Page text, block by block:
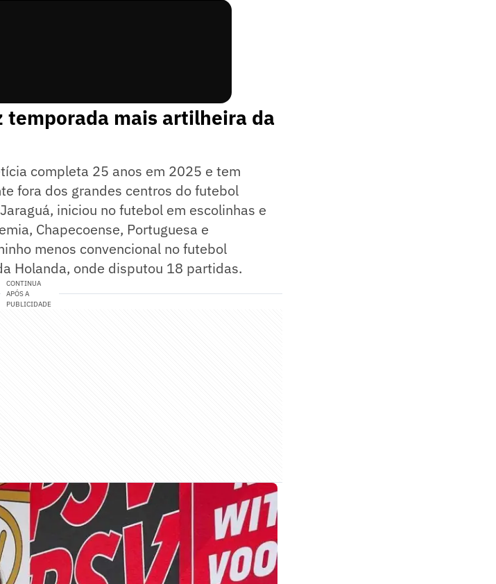
temporada mais artilheira da
completa 25 anos em 2025 e tem
fora dos grandes centros do futebol
iniciou no futebol em escolinhas e
Chapecoense, Portuguesa e
menos convencional no futebol
Holanda, onde disputou 18 partidas.
CONTINUA
APÓS A
PUBLICIDADE